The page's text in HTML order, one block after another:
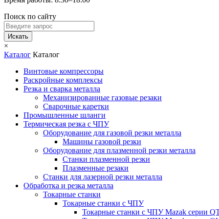
Поиск по сайту
Искать
×
Каталог Каталог
Винтовые компрессоры
Раскройные комплексы
Резка и сварка металла
Механизированные газовые резаки
Сварочные каретки
Промышленные шланги
Термическая резка с ЧПУ
Оборудование для газовой резки металла
Машины газовой резки
Оборудование для плазменной резки металла
Станки плазменной резки
Плазменные резаки
Станки для лазерной резки металла
Обработка и резка металла
Токарные станки
Токарные станки с ЧПУ
Токарные станки с ЧПУ Mazak серии